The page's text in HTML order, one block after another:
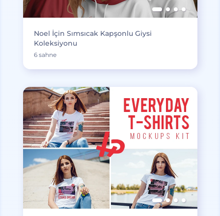
Noel İçin Sımsıcak Kapşonlu Giysi
Koleksiyonu
6 sahne